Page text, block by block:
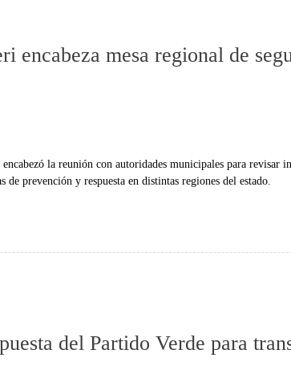
encabeza mesa regional de
la reunión con autoridades municipales para revisar
de prevención y respuesta en distintas regiones del estado.
del Partido Verde para